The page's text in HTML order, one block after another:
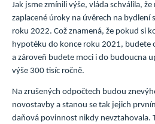
Jak jsme zmínili výše, vláda schválila,
zaplacené úroky na úvěrech na bydlení
roku 2022. Což znamená, že pokud si
hypotéku do konce roku 2021, budete
a zároveň budete moci i do budoucna
výše 300 tisíc ročně.
Na zrušených odpočtech budou
novostavby a stanou se tak jejich
daňová povinnost nikdy nevztahovala.